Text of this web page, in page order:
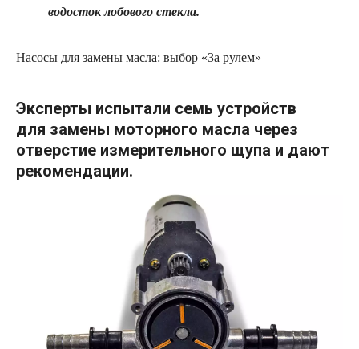
водосток лобового стекла.
Насосы для замены масла: выбор «За рулем»
Эксперты испытали семь устройств
для замены моторного масла через
отверстие измерительного щупа и дают
рекомендации.